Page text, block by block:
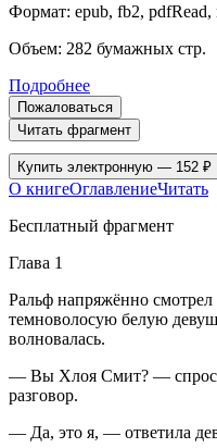
Формат: epub, fb2, pdfRead,
Объем: 282 бумажных стр.
Подробнее
Пожаловаться
Читать фрагмент
Купить электронную — 152 ₽
О книгеОглавлениеЧитать
Бесплатный фрагмент
Глава 1
Ральф напряжённо
темноволосую белую
волновалась.
— Вы Хлоя Смит? —
разговор.
— Да, это я, — ответила